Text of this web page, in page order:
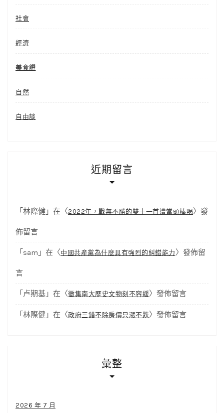
社會
經濟
美食饌
自然
自由談
近期留言
「 林際健 」在〈2022年，戰無不勝的雙十一首遭當頭棒喝〉發
佈留言
「 sam 」在〈中國共產黨為什麼具有強烈的糾錯能力 〉發佈留
言
「 卢期基 」在〈徵集南大歷史文物刻不容緩〉發佈留言
「 林際健 」在〈政府三錯不除房價只漲不跌〉發佈留言
彙整
2026 年 7 月